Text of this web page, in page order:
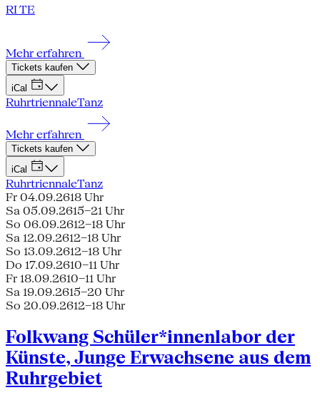
RI TE
Mehr erfahren
Tickets kaufen
iCal
RuhrtriennaleTanz
Mehr erfahren
Tickets kaufen
iCal
RuhrtriennaleTanz
Fr 04.09.2618 Uhr
Sa 05.09.2615–21 Uhr
So 06.09.2612–18 Uhr
Sa 12.09.2612–18 Uhr
So 13.09.2612–18 Uhr
Do 17.09.2610–11 Uhr
Fr 18.09.2610–11 Uhr
Sa 19.09.2615–20 Uhr
So 20.09.2612–18 Uhr
Folkwang Schüler*innenlabor der
Künste, Junge Erwachsene aus dem
Ruhrgebiet